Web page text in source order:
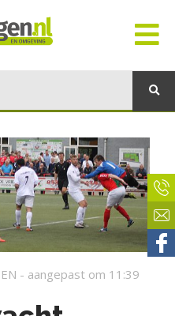
- aangepast om 11:39